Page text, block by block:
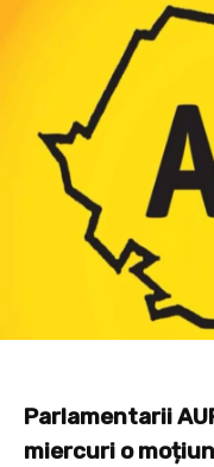
Parlamentarii
miercuri o